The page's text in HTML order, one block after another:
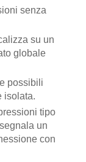
senza
su un
globale
possibili
isolata.
tipo
un
con